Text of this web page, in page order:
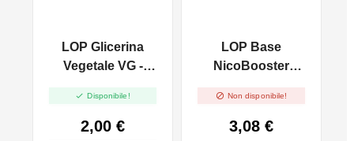
LOP Glicerina
Vegetale VG -
 Disponibile!
2,00 €
LOP Base
NicoBooster
 Non disponibile!
3,08 €